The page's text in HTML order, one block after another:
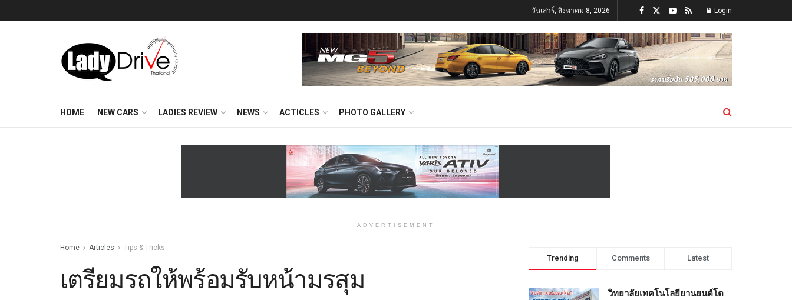
วันเสาร์, สิงหาคม 8, 2026 Login
HOME NEW CARS LADIES REVIEW NEWS ACTICLES PHOTO GALLERY
ADVERTISEMENT
Home Articles Tips & Tricks
เตรียมรถให้พร้อมรับหน้ามรสุม
Trending Comments Latest
วิทยาลัยเทคโนโลยียานยนต์โต